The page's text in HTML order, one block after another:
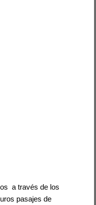
a través de los
pasajes de